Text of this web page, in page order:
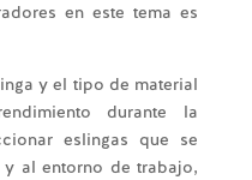
en este tema es
y el tipo de material
durante la
eslingas que se
al entorno de trabajo,